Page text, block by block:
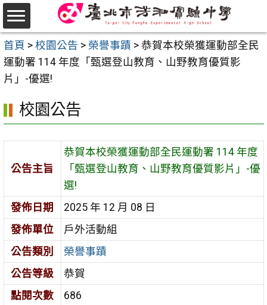
跳
至
主
要
內
首頁 > 校園公告 > 榮譽事蹟 > 恭賀本校榮獲運動部全民
運動署 114 年度「甄選登山教育、山野教育優質影
片」-優選!
校園公告
公告主旨
恭賀本校榮獲運動部全民運動署 114 年度
「甄選登山教育、山野教育優質影片」-優
選!
發佈日期
2025 年 12 月 08 日
發佈單位
戶外活動組
公告類別
榮譽事蹟
公告等級
恭賀
點閱次數
686
選
單